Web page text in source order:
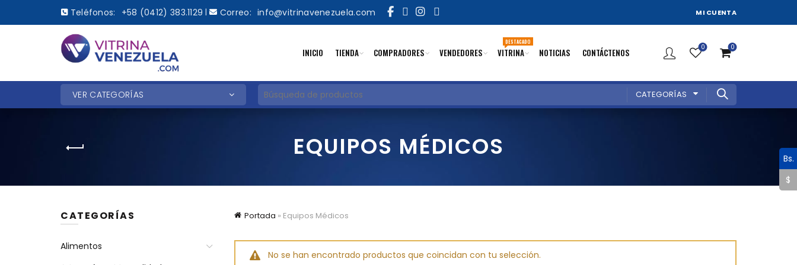
Teléfonos: +58 (0412) 383.1129 | Correo: info@vitrinavenezuela.com MI CUENTA
INICIO TIENDA COMPRADORES VENDEDORES VITRINA
DESTACADO
NOTICIAS CONTÁCTENOS 0 0
VER CATEGORÍAS Buscar CATEGORÍAS
EQUIPOS MÉDICOS
Portada » Equipos Médicos
No se han encontrado productos que coincidan con tu selección.
CATEGORÍAS
Alimentos
Bs.
$